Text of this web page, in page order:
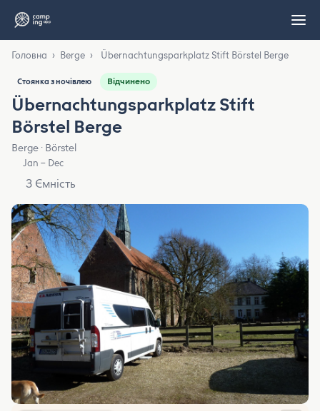
Головна › Berge › Übernachtungsparkplatz Stift Börstel Berge
Стоянка з ночівлею Відчинено
Übernachtungsparkplatz Stift
Börstel Berge
Berge · Börstel
Jan – Dec
3 Ємність